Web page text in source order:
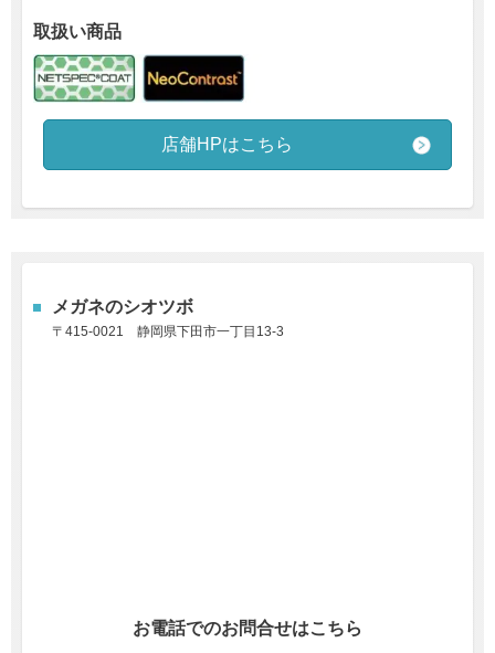
取扱い商品
店舗HPはこちら
メガネのシオツボ
〒415-0021 静岡県下田市一丁目13-3
お電話でのお問合せはこちら